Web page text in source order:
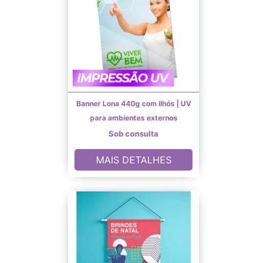
Banner Lona 440g com Ilhós | UV
para ambientes externos
Sob consulta
MAIS DETALHES